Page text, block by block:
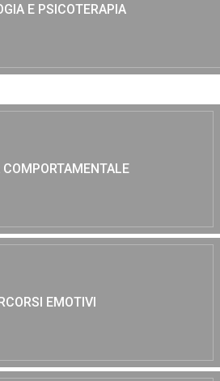
E PSICOTERAPIA
EMOTIVI